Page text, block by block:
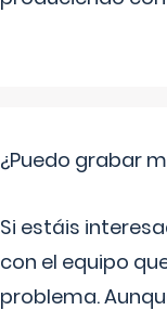
¿Puedo grabar
Si estáis
con el equipo
problema.